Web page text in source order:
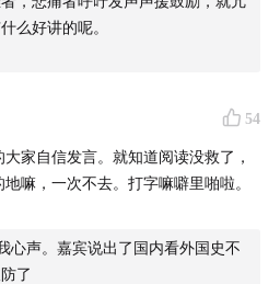
么好讲的呢。
54
家自信发言。就知道阅读没救了，
嘛，一次不去。打字嘛噼里啪啦。
心声。嘉宾说出了国内看外国史不
了